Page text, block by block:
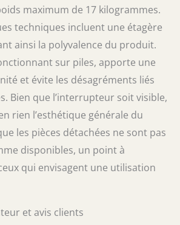
maximum de 17 kilogrammes.
techniques incluent une étagère
ainsi la polyvalence du produit.
sur piles, apporte une
et évite les désagréments liés
Bien que l’interrupteur soit visible,
rien l’esthétique générale du
les pièces détachées ne sont pas
disponibles, un point à
qui envisagent une utilisation
et avis clients